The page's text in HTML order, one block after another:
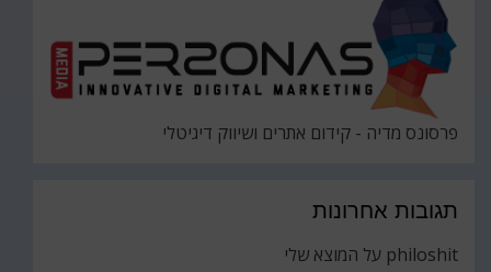
פרסונס מדיה - קידום אתרים ושיווק דיגיטלי
תגובות אחרונות
philoshit על המוצא שלי